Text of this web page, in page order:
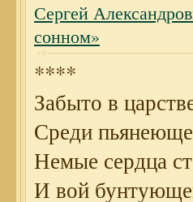
Сергей
сонном»
****
Забыто в
Среди
Немые сердца
И вой